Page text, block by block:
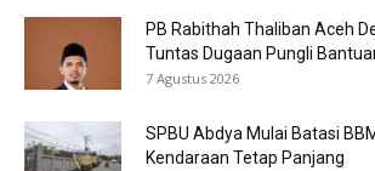
PB Rabithah Thaliban Aceh
Tuntas Dugaan Pungli
7 Agustus 2026
SPBU Abdya Mulai Batasi
Kendaraan Tetap Panjang